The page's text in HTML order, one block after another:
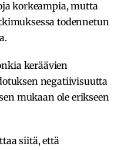
korkeampia, mutta
todennetun
keräävien
negatiivisuutta
mukaan ole erikseen
siitä, että